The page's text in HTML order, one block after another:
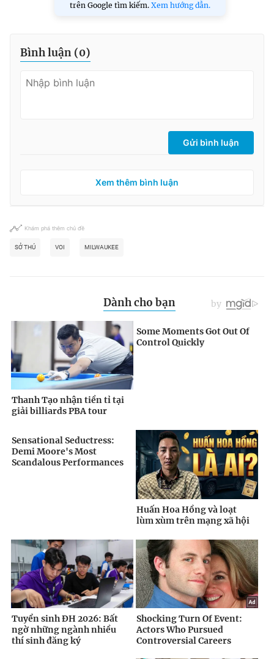
trên Google tìm kiếm. Xem hướng dẫn.
Bình luận (0)
Gửi bình luận
Xem thêm bình luận
Khám phá thêm chủ đề
SỞ THÚ VOI MILWAUKEE